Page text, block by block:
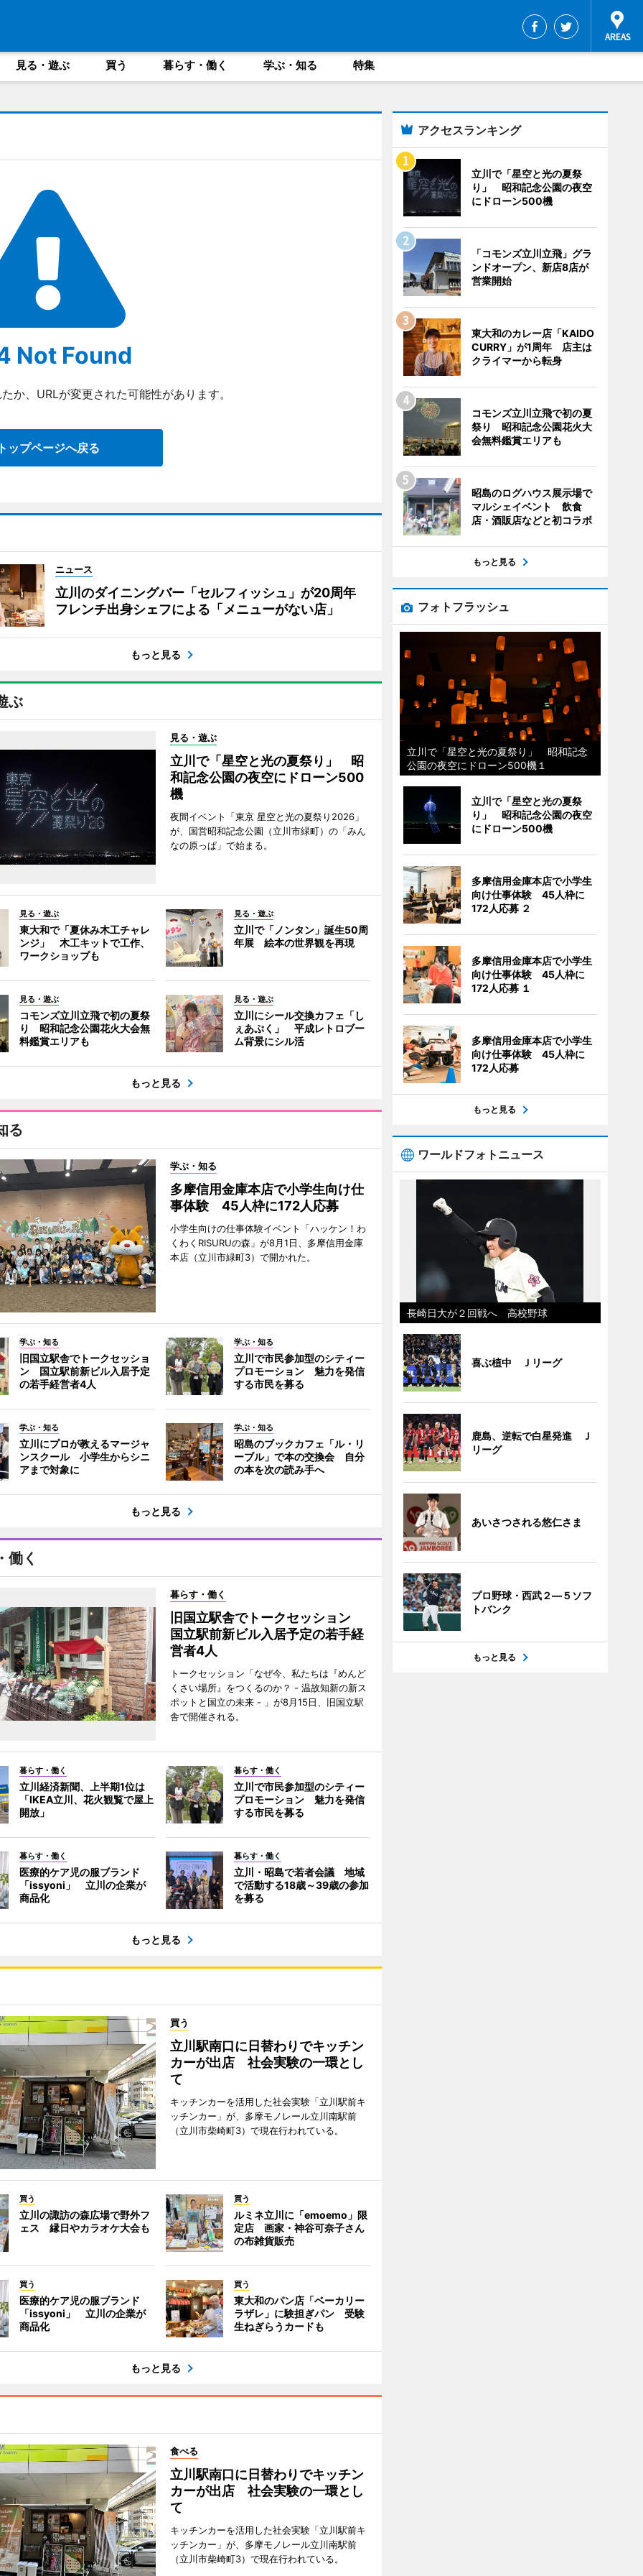
見る・遊ぶ 買う 暮らす・働く 学ぶ・知る 特集
Not Found
か、URLが変更された可能性があります。
ップページへ戻る
ニュース
立川のダイニングバー「セルフィッシュ」が20周年
フレンチ出身シェフによる「メニューがない店」
もっと見る
ぶ
見る・遊ぶ
立川で「星空と光の夏祭り」 昭
和記念公園の夜空にドローン500
機
夜間イベント「東京 星空と光の夏祭り2026」
が、国営昭和記念公園（立川市緑町）の「みん
なの原っぱ」で始まる。
見る・遊ぶ
東大和で「夏休み木工チャレ
ンジ」 木工キットで工作、
ワークショップも
見る・遊ぶ
立川で「ノンタン」誕生50周
年展 絵本の世界観を再現
見る・遊ぶ
コモンズ立川立飛で初の夏祭
り 昭和記念公園花火大会無
料鑑賞エリアも
見る・遊ぶ
立川にシール交換カフェ「し
ぇあぷく」 平成レトロブー
ム背景にシル活
もっと見る
る
学ぶ・知る
多摩信用金庫本店で小学生向け仕
事体験 45人枠に172人応募
小学生向けの仕事体験イベント「ハッケン！わ
くわくRISURUの森」が8月1日、多摩信用金庫
本店（立川市緑町3）で開かれた。
学ぶ・知る
旧国立駅舎でトークセッショ
ン 国立駅前新ビル入居予定
の若手経営者4人
学ぶ・知る
立川で市民参加型のシティー
プロモーション 魅力を発信
する市民を募る
学ぶ・知る
立川にプロが教えるマージャ
ンスクール 小学生からシニ
アまで対象に
学ぶ・知る
昭島のブックカフェ「ル・リ
ーブル」で本の交換会 自分
の本を次の読み手へ
もっと見る
働く
暮らす・働く
旧国立駅舎でトークセッション
国立駅前新ビル入居予定の若手経
営者4人
トークセッション「なぜ今、私たちは『めんど
くさい場所』をつくるのか？ - 温故知新の新ス
ポットと国立の未来 - 」が8月15日、旧国立駅
舎で開催される。
暮らす・働く
立川経済新聞、上半期1位は
「IKEA立川、花火観覧で屋上
開放」
暮らす・働く
立川で市民参加型のシティー
プロモーション 魅力を発信
する市民を募る
暮らす・働く
医療的ケア児の服ブランド
「issyoni」 立川の企業が
商品化
暮らす・働く
立川・昭島で若者会議 地域
で活動する18歳～39歳の参加
を募る
もっと見る
買う
立川駅南口に日替わりでキッチン
カーが出店 社会実験の一環とし
て
キッチンカーを活用した社会実験「立川駅前キ
ッチンカー」が、多摩モノレール立川南駅前
（立川市柴崎町3）で現在行われている。
買う
立川の諏訪の森広場で野外フ
ェス 縁日やカラオケ大会も
買う
ルミネ立川に「emoemo」限
定店 画家・神谷可奈子さん
の布雑貨販売
買う
医療的ケア児の服ブランド
「issyoni」 立川の企業が
商品化
買う
東大和のパン店「ベーカリー
ラザレ」に験担ぎパン 受験
生ねぎらうカードも
もっと見る
食べる
立川駅南口に日替わりでキッチン
カーが出店 社会実験の一環とし
て
キッチンカーを活用した社会実験「立川駅前キ
ッチンカー」が、多摩モノレール立川南駅前
（立川市柴崎町3）で現在行われている。
アクセスランキング
立川で「星空と光の夏祭
り」 昭和記念公園の夜空
にドローン500機
「コモンズ立川立飛」グラ
ンドオープン、新店8店が
営業開始
東大和のカレー店「KAIDO
CURRY」が1周年 店主は
クライマーから転身
コモンズ立川立飛で初の夏
祭り 昭和記念公園花火大
会無料鑑賞エリアも
昭島のログハウス展示場で
マルシェイベント 飲食
店・酒販店などと初コラボ
もっと見る
フォトフラッシュ
立川で「星空と光の夏祭り」 昭和記念
公園の夜空にドローン500機１
立川で「星空と光の夏祭
り」 昭和記念公園の夜空
にドローン500機
多摩信用金庫本店で小学生
向け仕事体験 45人枠に
172人応募 ２
多摩信用金庫本店で小学生
向け仕事体験 45人枠に
172人応募 １
多摩信用金庫本店で小学生
向け仕事体験 45人枠に
172人応募
もっと見る
ワールドフォトニュース
長崎日大が２回戦へ 高校野球
喜ぶ植中 Ｊリーグ
鹿島、逆転で白星発進 Ｊ
リーグ
あいさつされる悠仁さま
プロ野球・西武２―５ソフ
トバンク
もっと見る